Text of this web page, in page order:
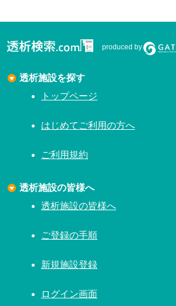
produced by
透析施設を探す
トップページ
はじめてご利用の方へ
ご利用規約
透析施設の皆様へ
透析施設の皆様へ
ご登録の手順
新規施設登録
ログイン画面